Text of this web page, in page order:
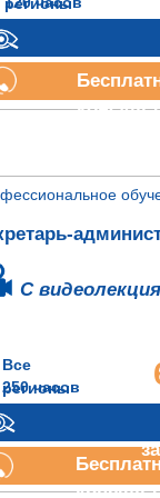
250 часов
Все
регионы
С